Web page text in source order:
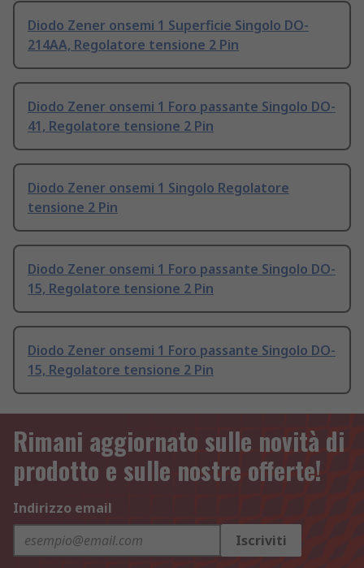
Diodo Zener onsemi 1 Superficie Singolo DO-
214AA, Regolatore tensione 2 Pin
Diodo Zener onsemi 1 Foro passante Singolo DO-
41, Regolatore tensione 2 Pin
Diodo Zener onsemi 1 Singolo Regolatore
tensione 2 Pin
Diodo Zener onsemi 1 Foro passante Singolo DO-
15, Regolatore tensione 2 Pin
Diodo Zener onsemi 1 Foro passante Singolo DO-
15, Regolatore tensione 2 Pin
Rimani aggiornato sulle novità di
prodotto e sulle nostre offerte!
Indirizzo email
Iscriviti